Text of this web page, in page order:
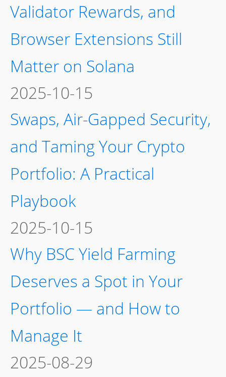
Validator Rewards, and
Browser Extensions Still
Matter on Solana
2025-10-15
Swaps, Air-Gapped Security,
and Taming Your Crypto
Portfolio: A Practical
Playbook
2025-10-15
Why BSC Yield Farming
Deserves a Spot in Your
Portfolio — and How to
Manage It
2025-08-29